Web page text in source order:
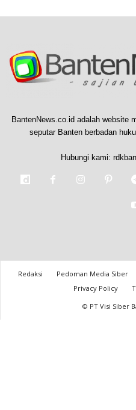
BantenNews.co.id adalah website
seputar Banten berbadan
Hubungi kami:
Redaksi Pedoman Media Siber
Privacy Policy
© PT Visi Siber